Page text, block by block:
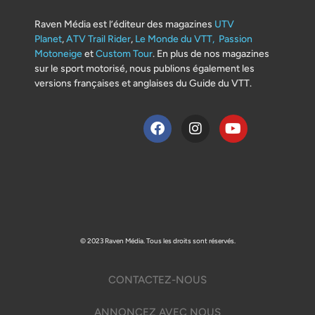
Raven Média est l’éditeur des magazines UTV
Planet,ATV Trail Rider, Le Monde du VTT, Passion
MotoneigeetCustom Tour. En plus de nos magazines
sur le sport motorisé, nous publions également les
versions françaises et anglaises du Guide du VTT.
© 2023 Raven Média. Tous les droits sont réservés.
CONTACTEZ-NOUS
ANNONCEZ AVEC NOUS